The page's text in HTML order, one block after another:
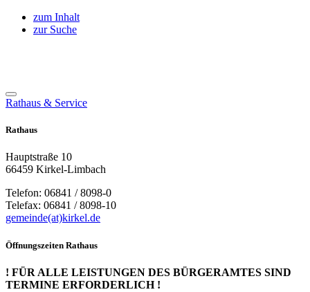
zum Inhalt
zur Suche
Rathaus & Service
Rathaus
Hauptstraße 10
66459 Kirkel-Limbach
Telefon: 06841 / 8098-0
Telefax: 06841 / 8098-10
gemeinde(at)kirkel.de
Öffnungszeiten Rathaus
! FÜR ALLE LEISTUNGEN DES BÜRGERAMTES SIND
TERMINE ERFORDERLICH !